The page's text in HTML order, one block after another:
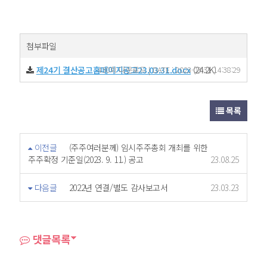
첨부파일
제24기 결산공고홈페이지공고23.03.31.docx(24.2K)
430회 다운로드 | DATE : 2023-03-31 14:38:29
목록
이전글
(주주여러분께) 임시주주총회 개최를 위한
주주확정 기준일(2023. 9. 11.) 공고
23.08.25
다음글 2022년 연결/별도 감사보고서 23.03.23
댓글목록